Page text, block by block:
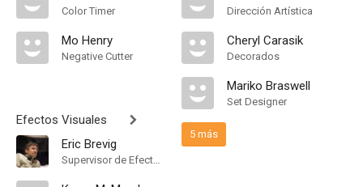
Color Timer
Mo Henry
Negative Cutter
Efectos Visuales
Eric Brevig
Supervisor de Efectos Visuales
Dirección Artística
Cheryl Carasik
Decorados
Mariko Braswell
Set Designer
5 más